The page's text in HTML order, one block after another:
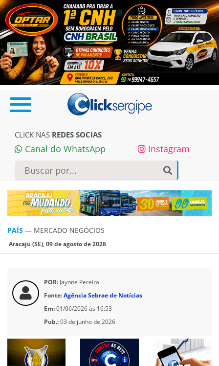
CLICK NAS REDES SOCIAS
Canal do WhatsApp Instagram
PAÍS — MERCADO NEGÓCIOS
Aracaju (SE), 09 de agosto de 2026
POR: Jaynne Pereira
Fonte:Agência Sebrae de Notícias
Em:01/06/2026 às 16:53
Pub.:03 de junho de 2026